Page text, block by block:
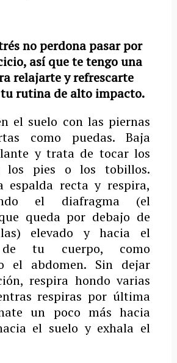
no perdona pasar por
así que te tengo una
relajarte y refrescarte
tu rutina de alto impacto.
el suelo con las piernas
como puedas. Baja
y trata de tocar los
los pies o los tobillos.
espalda recta y respira,
el diafragma (el
queda por debajo de
elevado y hacia el
tu cuerpo, como
el abdomen. Sin dejar
respira hondo varias
respiras por última
un poco más hacia
el suelo y exhala el